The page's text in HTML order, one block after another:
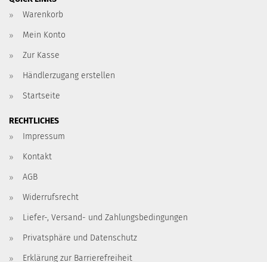
Warenkorb
Mein Konto
Zur Kasse
Händlerzugang erstellen
Startseite
RECHTLICHES
Impressum
Kontakt
AGB
Widerrufsrecht
Liefer-, Versand- und Zahlungsbedingungen
Privatsphäre und Datenschutz
Erklärung zur Barrierefreiheit